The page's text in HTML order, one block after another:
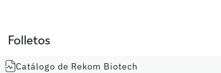
Folletos
Catálogo de Rekom Biotech